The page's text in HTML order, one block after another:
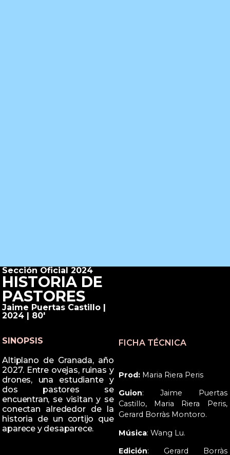
Sección Oficial 2024
HISTORIA DE
PASTORES
Jaime Puertas Castillo |
2024 | 80'
SINOPSIS
Altiplano de Granada, año
2027. Entre ovejas, ruinas y
drones, una estudiante y
dos pastores se
encuentran, se visitan y se
conectan alrededor de la
historia de un cortijo que
aparece y desaparece.
FICHA TÉCNICA
Prod:Maria Riera Peris
Guion: Jaime Puertas
Castillo, Maria Riera Peris,
Gerard Borràs Montoro.
Música: Wang Lu.
Edición: Gerard Borràs